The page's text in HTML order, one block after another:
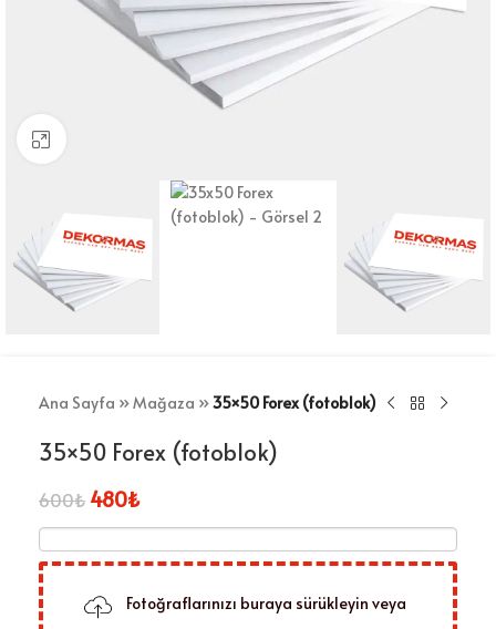
Ana Sayfa »Mağaza »35×50 Forex (fotoblok)
35×50 Forex (fotoblok)
600₺480₺
Fotoğraflarınızı buraya sürükleyin veya